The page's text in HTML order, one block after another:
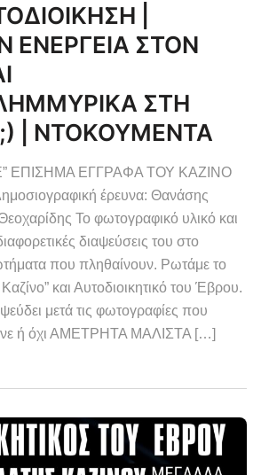
|
ΕΝΕΡΓΕΙΑ ΣΤΟΝ
ΣΤΗ
| ΝΤΟΚΟΥΜΕΝΤΑ
ΕΠΙΣΗΜΑ ΕΓΓΡΑΦΑ ΤΟΥ ΚΑΖΙΝΟ
έρευνα: Θανάσης
Το φωτογραφικό υλικό και
διαψεύσεις του στο
που πληθαίνουν. Ρωτάμε το
και Αυτοδιοικητικό του Έβρου.
μετά τις φωτογραφίες που
ή όχι ΑΜΕΤΡΗΤΑ ΜΑΛΙΣΤΑ […]